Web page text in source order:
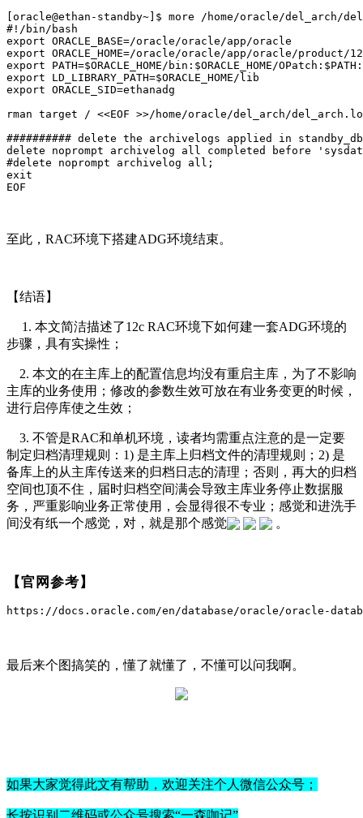
[oracle@ethan-standby~]$ more /home/oracle/del_arch/
#!/bin/bash
export ORACLE_BASE=/oracle/oracle/app/oracle
export ORACLE_HOME=/oracle/oracle/app/oracle/product/
export PATH=$ORACLE_HOME /bin: $ORACLE_HOME /OPatch: $PATH :
export LD_LIBRARY_PATH=$ORACLE_HOME /lib
export ORACLE_SID=ethanadg
rman target / <<EOF >>/home/oracle/del_arch/
########## delete the archivelogs applied in
delete noprompt archivelog all completed before
#delete noprompt archivelog all;
exit
EOF
至此，RAC环境下搭建ADG环境结束。
【结语】
1. 本文简洁描述了12c RAC环境下如何建一套ADG环境的
步骤，具有实操性；
2. 本文的在主库上的配置信息均没有重启主库，为了不影响
主库的业务使用；修改的参数生效可放在有业务变更的时候，
进行启停库使之生效；
3. 不管是RAC和单机环境，读者均需重点注意的是一定要
制定归档清理规则：1) 是主库上归档文件的清理规则；2) 是
备库上的从主库传送来的归档日志的清理；否则，再大的归档
空间也顶不住，届时归档空间满会导致主库业务停止数据服
务，严重影响业务正常使用，会显得很不专业；感觉和进洗手
间没有纸一个感觉，对，就是那个感觉
。
【官网参考】
https: / /docs.oracle.com/en/database/oracle/oracle-
最后来个图搞笑的，懂了就懂了，不懂可以问我啊。
如果大家觉得此文有帮助，欢迎关注个人微信公众号；
长按识别二维码或公众号搜索“一森咖记”